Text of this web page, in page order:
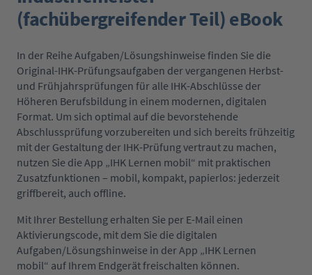
(fachübergreifender Teil) eBook
In der Reihe Aufgaben/Lösungshinweise finden Sie die
Original-IHK-Prüfungsaufgaben der vergangenen Herbst-
und Frühjahrsprüfungen für alle IHK-Abschlüsse der
Höheren Berufsbildung in einem modernen, digitalen
Format. Um sich optimal auf die bevorstehende
Abschlussprüfung vorzubereiten und sich bereits frühzeitig
mit der Gestaltung der IHK-Prüfung vertraut zu machen,
nutzen Sie die App „IHK Lernen mobil“ mit praktischen
Zusatzfunktionen – mobil, kompakt, papierlos: jederzeit
griffbereit, auch offline.
Mit Ihrer Bestellung erhalten Sie per E-Mail einen
Aktivierungscode, mit dem Sie die digitalen
Aufgaben/Lösungshinweise in der App „IHK Lernen
mobil“ auf Ihrem Endgerät freischalten können.